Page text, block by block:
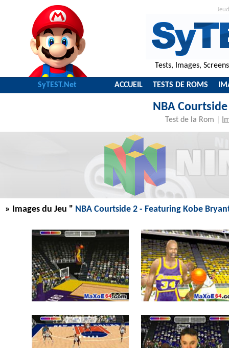
Tests, Images,
SyTEST.Net ACCUEIL TESTS DE ROMS
NBA
Test de la Rom
» Images du Jeu " NBA Courtside 2 - Featuring Kobe